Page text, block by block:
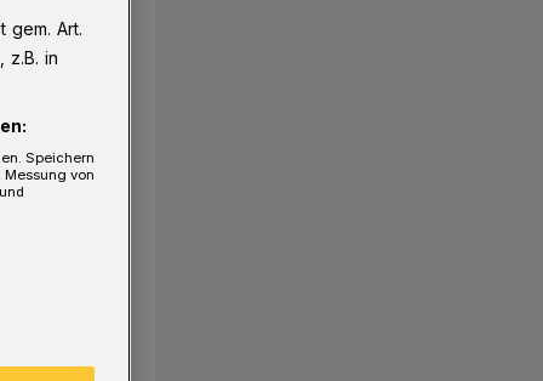
gem. Art.
z.B. in
Speichern
von